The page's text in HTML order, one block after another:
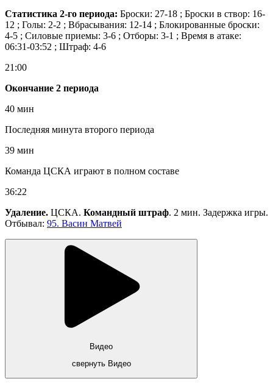
Статистика 2-го периода: Броски: 27-18 ; Броски в створ: 16-
12 ; Голы: 2-2 ; Вбрасывания: 12-14 ; Блокированные броски:
4-5 ; Силовые приемы: 3-6 ; Отборы: 3-1 ; Время в атаке:
06:31-03:52 ; Штраф: 4-6
21:00
Окончание 2 периода
40 мин
Последняя минута второго периода
39 мин
Команда ЦСКА играют в полном составе
36:22
Удаление. ЦСКА. Командный штраф. 2 мин. Задержка игры.
Отбывал: 95. Васин Матвей
Видео
свернуть Видео